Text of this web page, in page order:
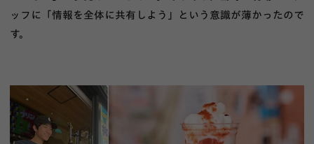
ッフに「情報を全体に共有しよう」という意識が薄かったので
す。